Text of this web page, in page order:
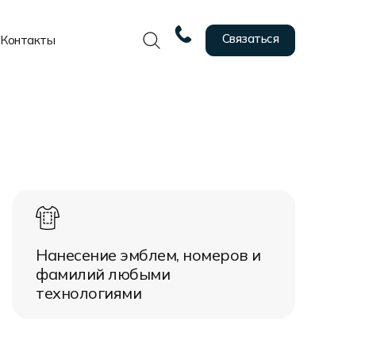
Контакты Связаться
Нанесение эмблем, номеров и
фамилий любыми
технологиями